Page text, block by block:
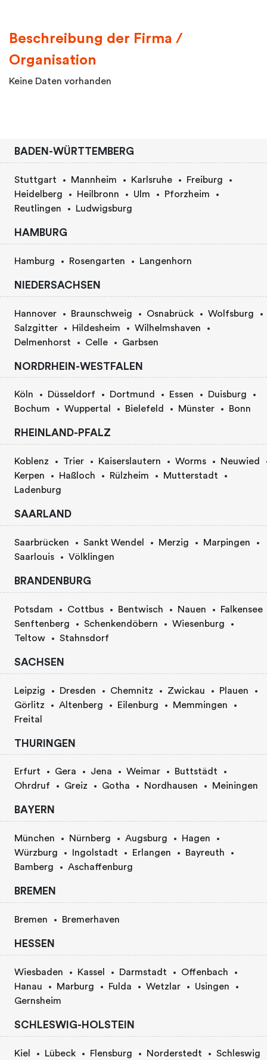
Beschreibung der Firma /
Organisation
Keine Daten vorhanden
BADEN-WÜRTTEMBERG
Stuttgart Mannheim Karlsruhe
Freiburg
Heidelberg
Heilbronn Ulm
Pforzheim
Reutlingen
Ludwigsburg
HAMBURG
Hamburg Rosengarten Langenhorn
NIEDERSACHSEN
Hannover Braunschweig Osnabrück
Wolfsburg
Salzgitter
Hildesheim
Wilhelmshaven
Delmenhorst
Celle Garbsen
NORDRHEIN-WESTFALEN
Köln Düsseldorf Dortmund Essen
Duisburg
Bochum
Wuppertal Bielefeld Münster Bonn
RHEINLAND-PFALZ
Koblenz Trier Kaiserslautern Worms
Neuwied
Kerpen
Haßloch Rülzheim
Mutterstadt
Ladenburg
SAARLAND
Saarbrücken Sankt Wendel Merzig
Marpingen
Saarlouis
Völklingen
BRANDENBURG
Potsdam Cottbus Bentwisch Nauen
Falkensee
Senftenberg
Schenkendöbern
Wiesenburg
Teltow
Stahnsdorf
SACHSEN
Leipzig Dresden Chemnitz Zwickau
Plauen
Görlitz
Altenberg Eilenburg
Memmingen
Freital
THURINGEN
Erfurt Gera Jena Weimar
Buttstädt
Ohrdruf
Greiz Gotha Nordhausen Meiningen
BAYERN
München Nürnberg Augsburg
Hagen
Würzburg
Ingolstadt Erlangen
Bayreuth
Bamberg
Aschaffenburg
BREMEN
Bremen Bremerhaven
HESSEN
Wiesbaden Kassel Darmstadt
Offenbach
Hanau
Marburg Fulda Wetzlar
Usingen
Gernsheim
SCHLESWIG-HOLSTEIN
Kiel Lübeck Flensburg Norderstedt Schleswig